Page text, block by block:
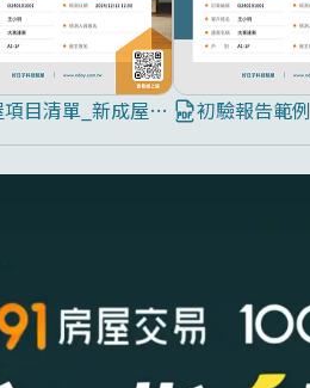
驗屋項目清單_新成屋8大屋況全面檢測 初驗報告範例